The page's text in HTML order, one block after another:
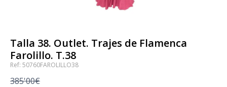
Talla 38. Outlet. Trajes de Flamenca
Farolillo. T.38
Ref: 50760FAROLILLO38
385'00€